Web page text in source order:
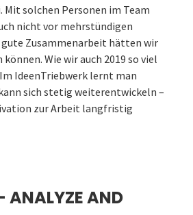
Mit solchen Personen im Team
nicht vor mehrstündigen
gute Zusammenarbeit hätten wir
Wie wir auch 2019 so viel
IdeenTriebwerk lernt man
sich stetig weiterentwickeln –
zur Arbeit langfristig
ANALYZE AND